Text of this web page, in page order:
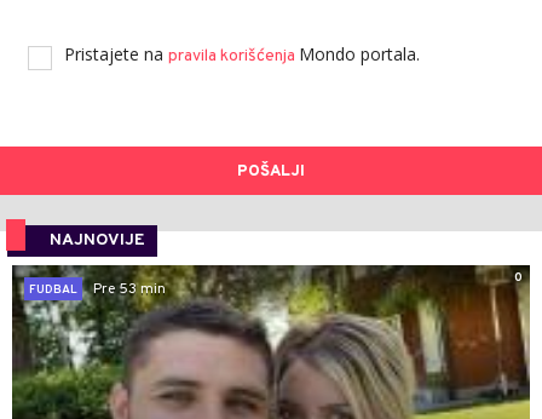
Pristajete na pravila korišćenja Mondo portala.
POŠALJI
NAJNOVIJE
0
FUDBAL
Pre 53 min